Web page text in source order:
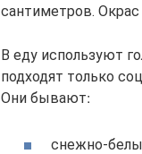
сантиметров.
В еду используют
подходят только
снежно-